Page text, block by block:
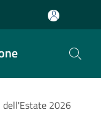
dell'Estate 2026